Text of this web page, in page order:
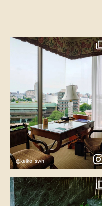
@keiko_swh